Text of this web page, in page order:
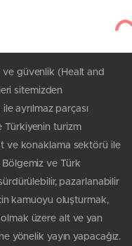
ve güvenlik (Healt and
sitemizden
ayrılmaz parçası
Türkiyenin turizm
ve konaklama sektörü ile
ve Türk
pazarlanabilir
kamuoyu oluşturmak,
üzere alt ve yan
yönelik yayın yapacağız.